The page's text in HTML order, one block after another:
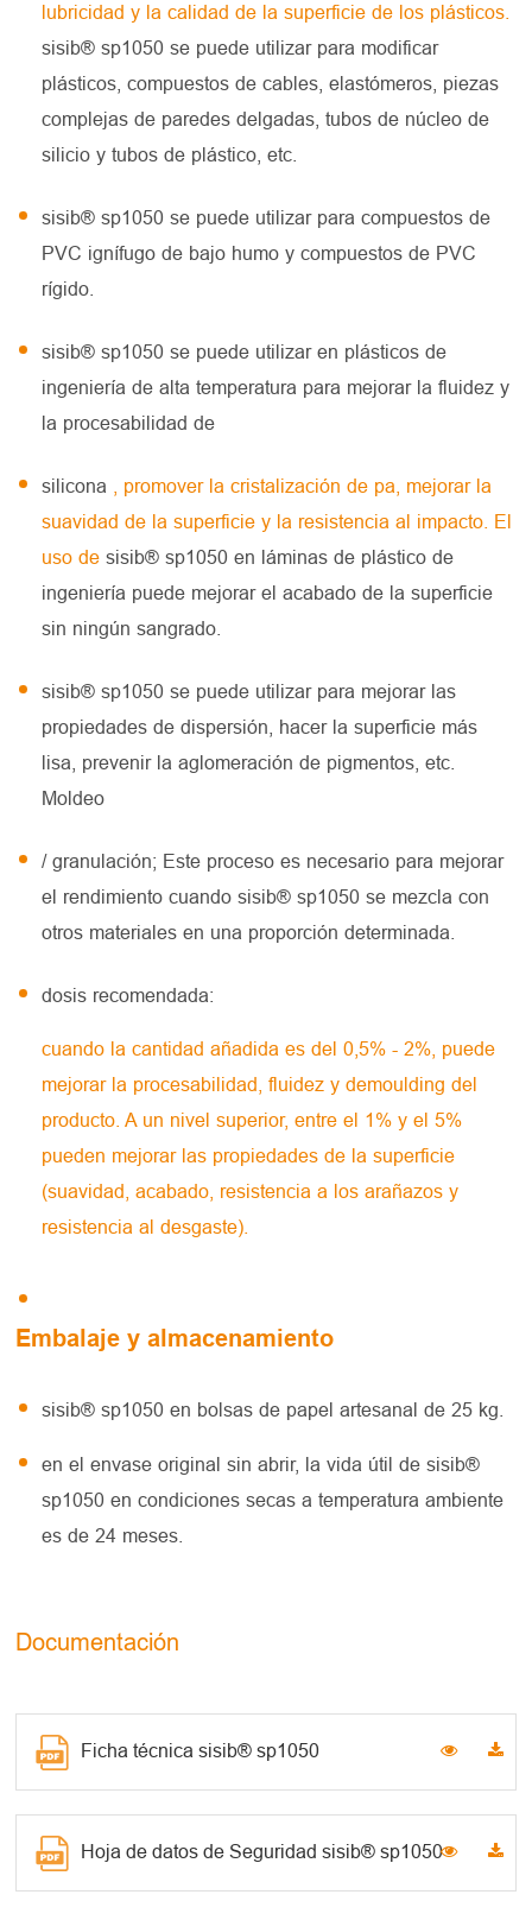
lubricidad y la calidad de la superficie de los plásticos.
sisib® sp1050 se puede utilizar para modificar
plásticos, compuestos de cables, elastómeros, piezas
complejas de paredes delgadas, tubos de núcleo de
silicio y tubos de plástico, etc.
sisib® sp1050 se puede utilizar para compuestos de
PVC ignífugo de bajo humo y compuestos de PVC
rígido.
sisib® sp1050 se puede utilizar en plásticos de
ingeniería de alta temperatura para mejorar la fluidez y
la procesabilidad de
silicona
, promover la cristalización de pa, mejorar la
suavidad de la superficie y la resistencia al impacto. El
uso desisib® sp1050 en láminas de plástico de
ingeniería puede mejorar el acabado de la superficie
sin ningún sangrado.
sisib® sp1050 se puede utilizar para mejorar las
propiedades de dispersión, hacer la superficie más
lisa, prevenir la aglomeración de pigmentos, etc.
Moldeo
/ granulación; Este proceso es necesario para mejorar
el rendimiento cuando sisib® sp1050 se mezcla con
otros materiales en una proporción determinada.
dosis recomendada:
cuando la cantidad añadida es del 0,5% - 2%, puede
mejorar la procesabilidad, fluidez y demoulding del
producto. A un nivel superior, entre el 1% y el 5%
pueden mejorar las propiedades de la superficie
(suavidad, acabado, resistencia a los arañazos y
resistencia al desgaste).
Embalaje y almacenamiento
sisib® sp1050 en bolsas de papel artesanal de 25 kg.
en el envase original sin abrir, la vida útil de sisib®
sp1050 en condiciones secas a temperatura ambiente
es de 24 meses.
Documentación
Ficha técnica sisib® sp1050
Hoja de datos de Seguridad sisib® sp1050